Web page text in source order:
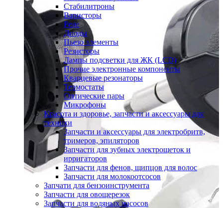
Стабилитроны
Варисторы
Реле
Диоды
Пьезо элементы
Резисторы
Лампы подсветки для ЖК (LCD)
Прочие электронные компоненты
Кварцевые резонаторы
Термостаты
Оптические пары
Микрофоны
Красота и здоровье, запчасти и аксессуары для
техники
Запчасти и аксессуары для электробритв,
тримеров, эпиляторов
Запчасти для зубных электрощеток и
ирригаторов
Запчасти для фенов, щипцов для волос
Запчасти для молокоотсосов
Запчати для бензоинструмента
Запчасти для овощерезок
Запчасти для водяных насосов